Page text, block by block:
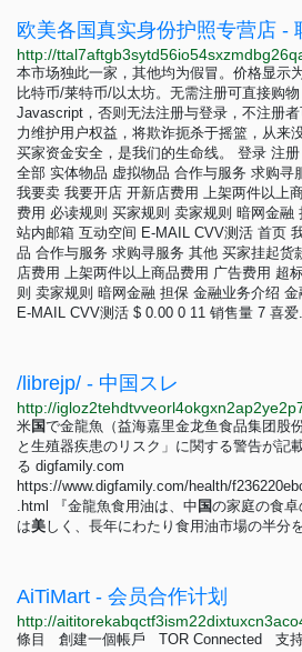
本市场独此一家，其他均为假冒。价格显示
比特币/莱特币/以太坊。无需注册可直接购
Javascript，否则无法注册与登录，不注册
力维护用户权益，将欺诈扼杀于摇篮，从来
买家资金安全，是我们的生命线。 登录 注
全部 实体物品 虚拟物品 合作与服务 求购寻
我要卖 我要开店 开新店费用 上架两件以上
费用 必读规则 买家规则 卖家规则 暗网金融
站内邮箱 互动空间 E-MAIL CVV测活 首页
品 合作与服务 求购寻服务 其他 买家挂起货
店费用 上架两件以上商品费用 广告费用 超
则 卖家规则 暗网金融 担保 金融业务介绍
E-MAIL CVV测活 $ 0.00 0 11 销售量 7 喜爱
/librejp/ - 中国スレ
米国で金龍魚（益海嘉里金龙鱼食品集团股
と生殖器疾患のリスク」に関する警告が記
る digfamily.com
https://www.digfamily.com/health/
.html 『金龍魚食用油は、中 国の家庭の食
は美しく、長年にわたり食用油市場の半分
AiTiMart - 会员合作计划
條目 創建一個帳戶 TOR Connected 支